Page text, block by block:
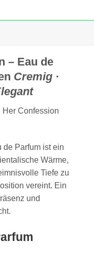
– Eau de
Cremig ·
Her Confession
de Parfum ist ein
Wärme,
Tiefe zu
vereint. Ein
und